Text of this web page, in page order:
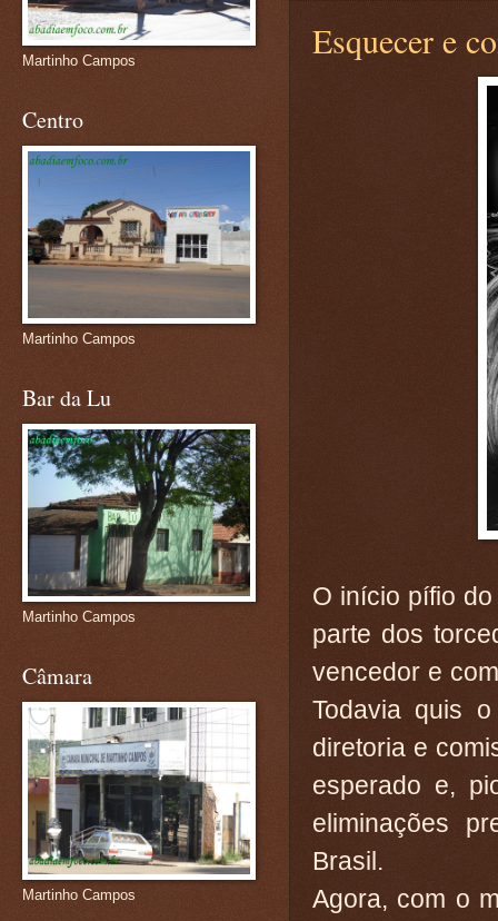
Esquecer e
O início pífio
parte dos
vencedor e
Todavia quis
diretoria e
esperado e,
eliminações
Brasil.
Agora, com o
Martinho Campos
Centro
Martinho Campos
Bar da Lu
Martinho Campos
Câmara
Martinho Campos